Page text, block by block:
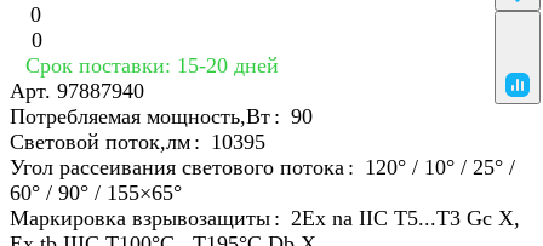
0
0
Срок поставки: 15-20 дней
Арт. 97887940
Потребляемая мощность,Вт : 90
Световой поток,лм : 10395
Угол рассеивания светового потока : 120° / 10° / 25° /
60° / 90° / 155×65°
Маркировка взрывозащиты : 2Ex na IIC T5...T3 Gc X,